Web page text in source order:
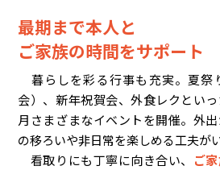
最期まで本人と
ご家族の時間をサポート
暮らしを彩る行事も充実。夏祭
会）、新年祝賀会、外食レクとい
月さまざまなイベントを開催。外
の移ろいや非日常を楽しめる工夫が
看取りにも丁寧に向き合い、
ご